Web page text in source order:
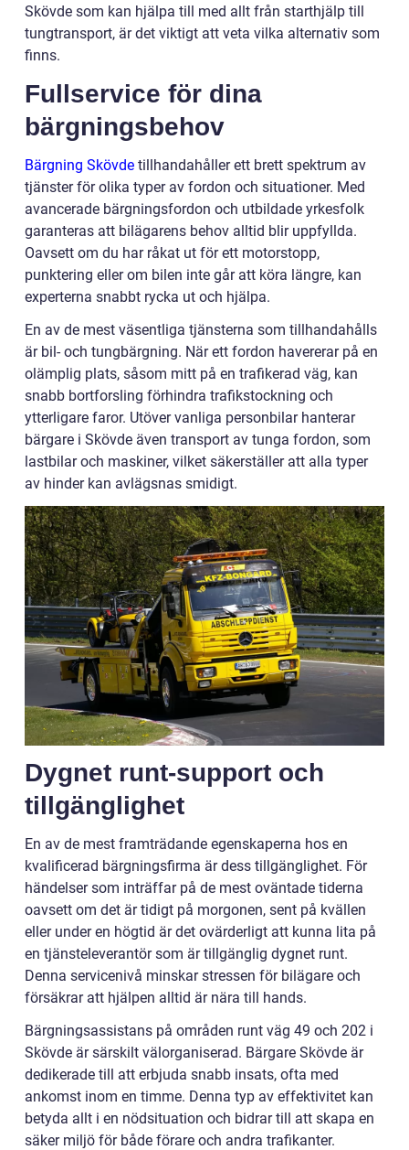
Skövde som kan hjälpa till med allt från starthjälp till
tungtransport, är det viktigt att veta vilka alternativ som
finns.
Fullservice för dina
bärgningsbehov
Bärgning Skövde tillhandahåller ett brett spektrum av
tjänster för olika typer av fordon och situationer. Med
avancerade bärgningsfordon och utbildade yrkesfolk
garanteras att bilägarens behov alltid blir uppfyllda.
Oavsett om du har råkat ut för ett motorstopp,
punktering eller om bilen inte går att köra längre, kan
experterna snabbt rycka ut och hjälpa.
En av de mest väsentliga tjänsterna som tillhandahålls
är bil- och tungbärgning. När ett fordon havererar på en
olämplig plats, såsom mitt på en trafikerad väg, kan
snabb bortforsling förhindra trafikstockning och
ytterligare faror. Utöver vanliga personbilar hanterar
bärgare i Skövde även transport av tunga fordon, som
lastbilar och maskiner, vilket säkerställer att alla typer
av hinder kan avlägsnas smidigt.
Dygnet runt-support och
tillgänglighet
En av de mest framträdande egenskaperna hos en
kvalificerad bärgningsfirma är dess tillgänglighet. För
händelser som inträffar på de mest oväntade tiderna
oavsett om det är tidigt på morgonen, sent på kvällen
eller under en högtid är det ovärderligt att kunna lita på
en tjänsteleverantör som är tillgänglig dygnet runt.
Denna servicenivå minskar stressen för bilägare och
försäkrar att hjälpen alltid är nära till hands.
Bärgningsassistans på områden runt väg 49 och 202 i
Skövde är särskilt välorganiserad. Bärgare Skövde är
dedikerade till att erbjuda snabb insats, ofta med
ankomst inom en timme. Denna typ av effektivitet kan
betyda allt i en nödsituation och bidrar till att skapa en
säker miljö för både förare och andra trafikanter.